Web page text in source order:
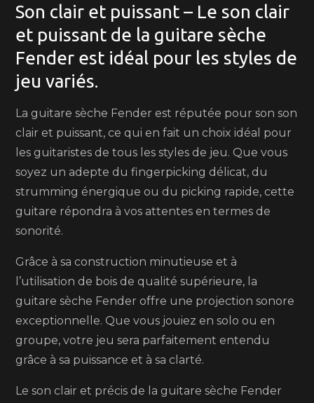
Son clair et puissant – Le son clair
et puissant de la guitare sèche
Fender est idéal pour les styles de
jeu variés.
La guitare sèche Fender est réputée pour son son
clair et puissant, ce qui en fait un choix idéal pour
les guitaristes de tous les styles de jeu. Que vous
soyez un adepte du fingerpicking délicat, du
strumming énergique ou du picking rapide, cette
guitare répondra à vos attentes en termes de
sonorité.
Grâce à sa construction minutieuse et à
l’utilisation de bois de qualité supérieure, la
guitare sèche Fender offre une projection sonore
exceptionnelle. Que vous jouiez en solo ou en
groupe, votre jeu sera parfaitement entendu
grâce à sa puissance et à sa clarté.
Le son clair et précis de la guitare sèche Fender